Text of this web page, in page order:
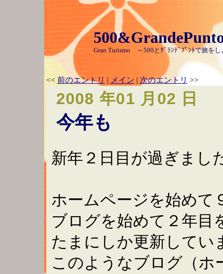
Gran Turismo ～500とｸﾞﾗﾝﾃﾞﾌﾟﾝﾄで旅を
<< 前のエントリ| メイン | 次のエントリ >>
2008 年01 月02 日
今年も
新年２日目が過ぎまし
ホームページを始めて
ブログを始めて２年目
たまにしか更新してい
このようなブログ（ホ